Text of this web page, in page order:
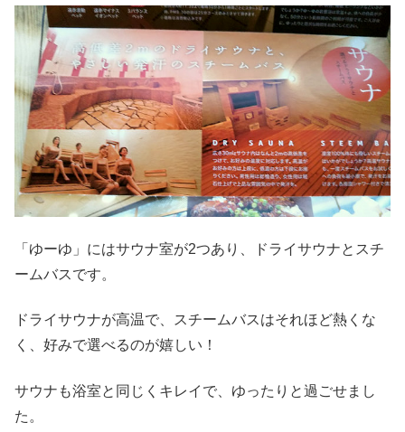
「ゆーゆ」にはサウナ室が2つあり、ドライサウナとスチ
ームバスです。
ドライサウナが高温で、スチームバスはそれほど熱くな
く、好みで選べるのが嬉しい！
サウナも浴室と同じくキレイで、ゆったりと過ごせまし
た。